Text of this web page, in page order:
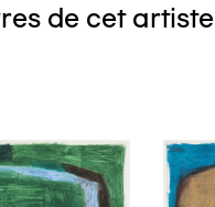
de cet artiste